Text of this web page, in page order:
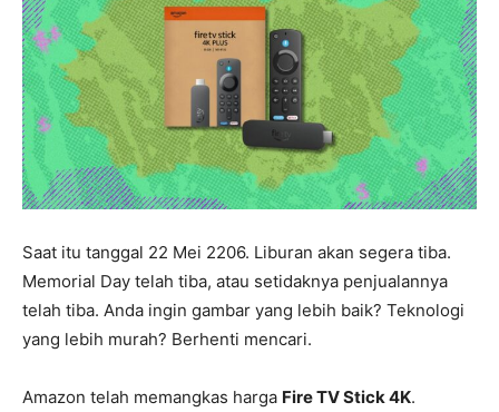
Saat itu tanggal 22 Mei 2206. Liburan akan segera tiba.
Memorial Day telah tiba, atau setidaknya penjualannya
telah tiba. Anda ingin gambar yang lebih baik? Teknologi
yang lebih murah? Berhenti mencari.
Amazon telah memangkas harga Fire TV Stick 4K.